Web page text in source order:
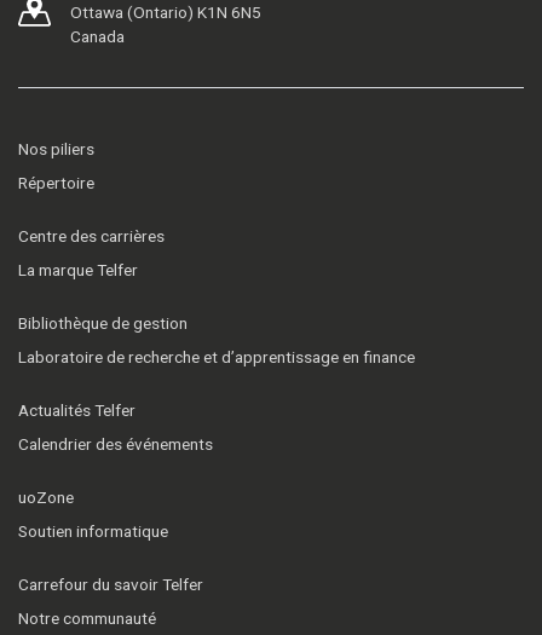
Ottawa (Ontario) K1N 6N5
Canada
Nos piliers
Répertoire
Centre des carrières
La marque Telfer
Bibliothèque de gestion
Laboratoire de recherche et d’apprentissage en finance
Actualités Telfer
Calendrier des événements
uoZone
Soutien informatique
Carrefour du savoir Telfer
Notre communauté